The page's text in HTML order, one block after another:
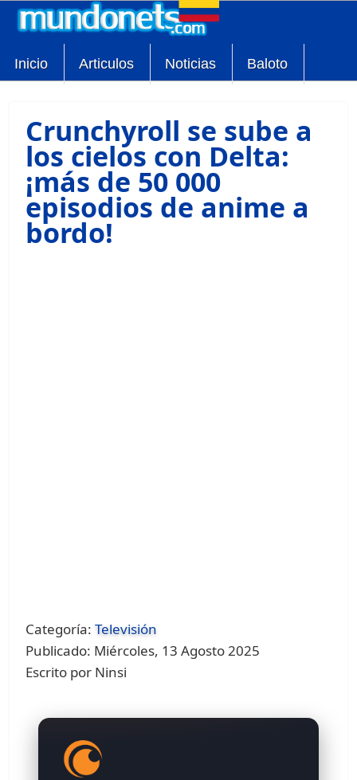
Inicio Articulos Noticias Baloto
Crunchyroll se sube a
los cielos con Delta:
¡más de 50 000
episodios de anime a
bordo!
Categoría:Televisión
Publicado: Miércoles, 13 Agosto 2025
Escrito por Ninsi